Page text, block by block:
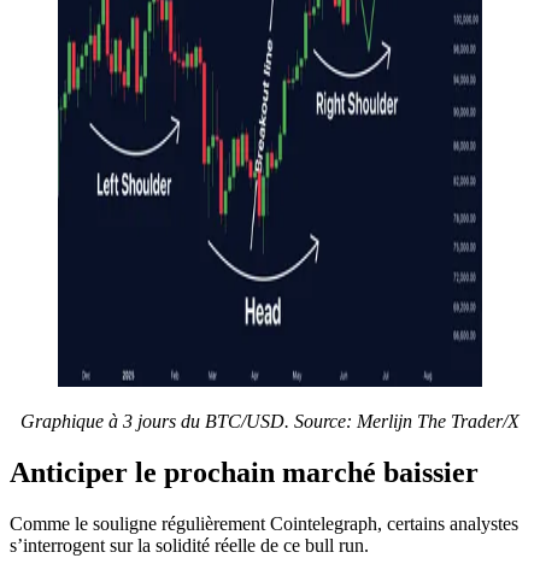
Graphique à 3 jours du BTC/USD. Source: Merlijn The Trader/X
Anticiper le prochain marché baissier
Comme le souligne régulièrement Cointelegraph, certains analystes
s’interrogent sur la solidité réelle de ce bull run.